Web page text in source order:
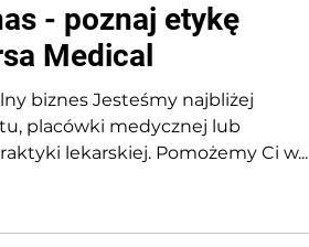
- poznaj etykę
Medical
biznes Jesteśmy najbliżej
placówki medycznej lub
lekarskiej. Pomożemy Ci w...